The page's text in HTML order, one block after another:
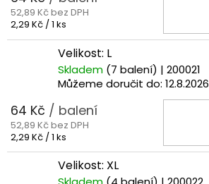
52,89 Kč bez DPH
Měrná
2,29 Kč / 1 ks
Velikost: L
Skladem (7 balení) | 200021
Můžeme doručit do: 12.8.2026
64 Kč / balení
52,89 Kč bez DPH
Měrná
cena:
2,29 Kč / 1 ks
Velikost: XL